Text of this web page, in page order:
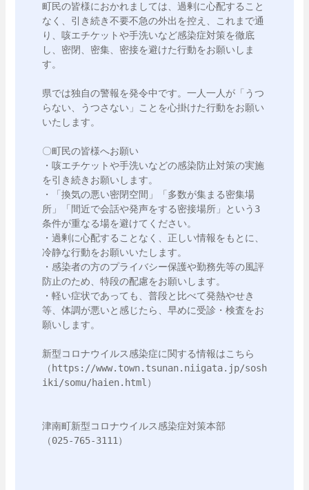
町民の皆様におかれましては、過剰に心配すること
なく、引き続き不要不急の外出を控え、これまで通
り、咳エチケットや手洗いなど感染症対策を徹底
し、密閉、密集、密接を避けた行動をお願いしま
す。
県では独自の警報を発令中です。一人一人が「うつ
らない、うつさない」ことを心掛けた行動をお願い
いたします。
〇町民の皆様へお願い
・咳エチケットや手洗いなどの感染防止対策の実施
を引き続きお願いします。
・「換気の悪い密閉空間」「多数が集まる密集場
所」「間近で会話や発声をする密接場所」という3
条件が重なる場を避けてください。
・過剰に心配することなく、正しい情報をもとに、
冷静な行動をお願いいたします。
・感染者の方のプライバシー保護や勤務先等の風評
防止のため、特段の配慮をお願いします。
・軽い症状であっても、普段と比べて発熱やせき
等、体調が悪いと感じたら、早めに受診・検査をお
願いします。
新型コロナウイルス感染症に関する情報はこちら
（https://www.town.tsunan.niigata.jp/sosh
iki/somu/haien.html）
津南町新型コロナウイルス感染症対策本部
（025-765-3111）